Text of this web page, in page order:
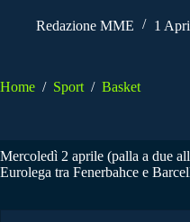
Redazione MME 1
Home / Sport / Basket
Mercoledì 2 aprile (palla a due
Eurolega tra Fenerbahce e